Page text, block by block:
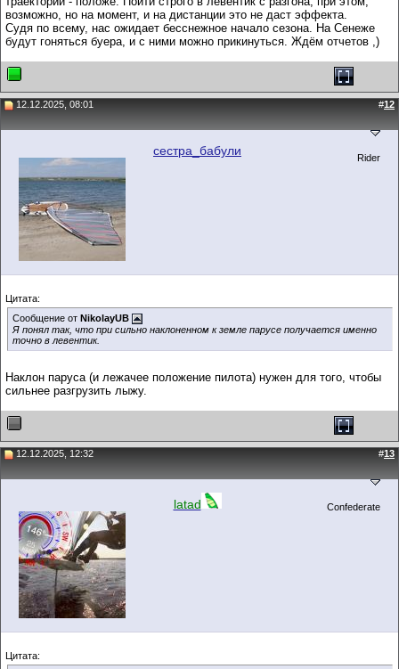
возможно, но на момент, и на дистанции это не даст эффекта.
Судя по всему, нас ожидает бесснежное начало сезона. На Сенеже
будут гоняться буера, и с ними можно прикинуться. Ждём отчетов ,)
12.12.2025, 08:01 #12
сестра_бабули Rider
Цитата:
Сообщение от NikolayUB
Я понял так, что при сильно наклоненном к земле парусе получается именно
точно в левентик.
Наклон паруса (и лежачее положение пилота) нужен для того, чтобы
сильнее разгрузить лыжу.
12.12.2025, 12:32 #13
latad Confederate
Цитата: